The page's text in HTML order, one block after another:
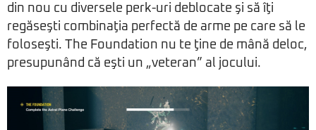
din nou cu diversele perk-uri deblocate şi să îţi
regăseşti combinaţia perfectă de arme pe care să le
foloseşti. The Foundation nu te ţine de mână deloc,
presupunând că eşti un „veteran” al jocului.